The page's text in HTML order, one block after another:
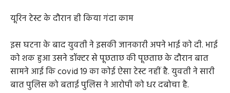
यूरिन टेस्ट के दौरान ही किया गंदा काम
इस घटना के बाद युवती ने इसकी जानकारी अपने भाई को दी. भाई
को शक हुआ उसने डॉक्टर से पूछताछ की पूछताछ के दौरान बात
सामने आई कि covid 19 का कोई ऐसा टेस्ट नहीं है. युवती ने सारी
बात पुलिस को बताई पुलिस ने आरोपी को धर दबोचा है.